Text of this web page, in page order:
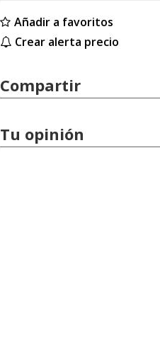
Añadir a favoritos
Crear alerta precio
Compartir
Tu opinión